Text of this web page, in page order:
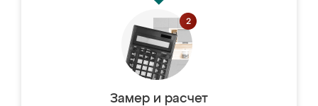
Замер и расчет